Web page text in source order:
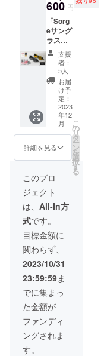
場合
は、交
換を承
りま
す。到
着後1週
間以内
にご連
絡をお
願いい
たしま
す。 ※
お届け
は、ポ
函とな
りま
仕様、
デザイ
ン等、
一部変
る場合
がござ
いま
す。あ
らかじ
めご了
承くだ
さい。
※想定以
上に多
くのご
支援を
頂いた
2023/12
月末日
まで ク
ラウド
ファン
ディン
グ終了
後、お
申し込
み順に
発送い
たしま
す。 ※
ポスト
投函で
の発送
※ 仕
ザイン
等、一
部変更
になる
場合が
ござい
ます。
あらか
了承く
ださ
い。 ※
想定以
上に多
くのご
応援を
込み・
送料無
料）に
てお届
けしま
す。
【内
容】 ■
サング
ラス：
1個 ■カ
ラー：
マット
ブラッ
ク ■付
属品：
■お届け
予定：
2023/12
月末日
まで ク
ラウド
ファン
ディン
グ終了
後、お
申し込
み順に
発送い
たしま
す。 ※
ポスト
投函で
の発送
600 円
「Sorg
eサング
ラス」
一般販
売予定
価格
29,600
円（税
込み・
送料無
料）の
ところ
100組限
定で
10,000
円OFF
の
19,600
円（税
込み・
送料無
料）に
てお届
けしま
す。
【内
容】 ■
サング
ラス：
2個 ■カ
ラー：
マット
ブラッ
ク ■付
支援
者：
5人
お届
け予
定：
2023
年12
月
詳細を見る
こ
の
リ
タ
ー
ン
を
選
択
す
る
このプロ
ジェクト
は、 All-In方
式です。
目標金額に
関わらず、
2023/10/31
23:59:59ま
でに集まっ
た金額が
ファンディ
ングされま
す。